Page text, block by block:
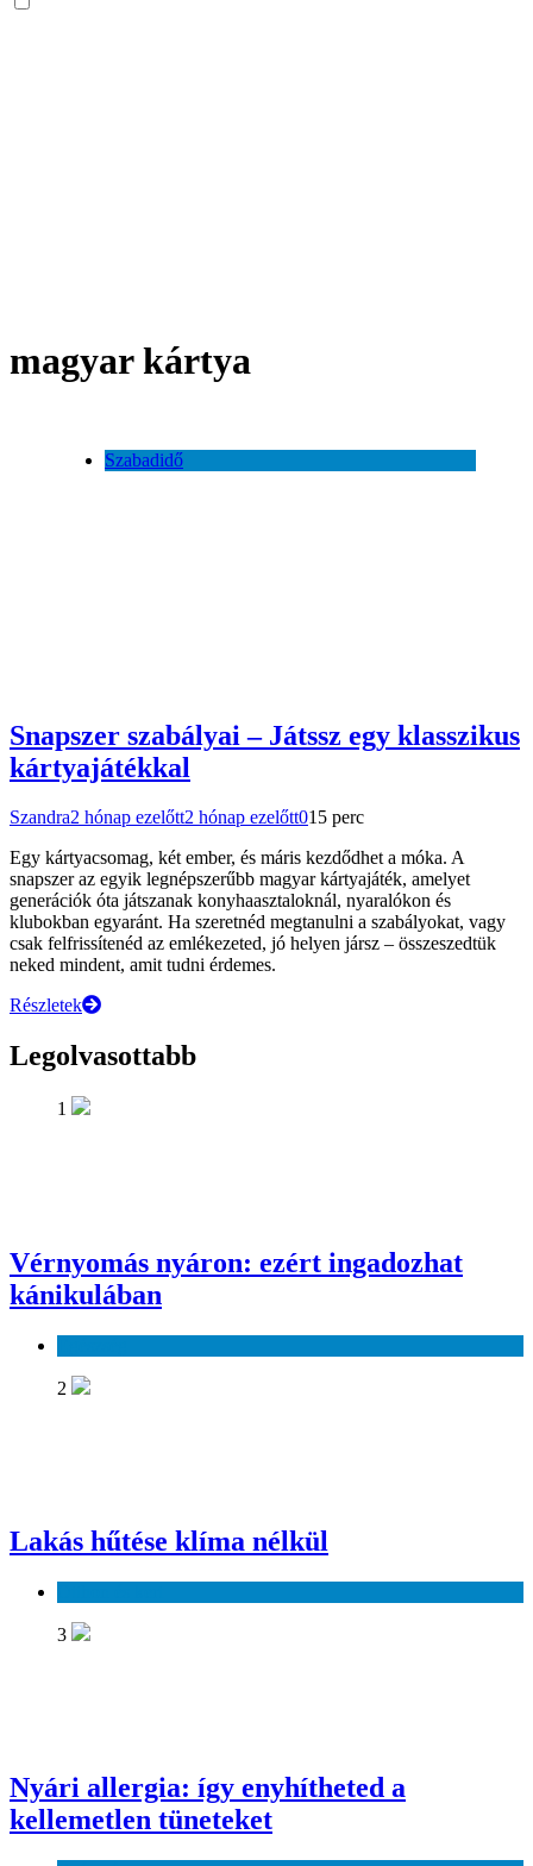
magyar kártya
Szabadidő
Snapszer szabályai – Játssz egy klasszikus
kártyajátékkal
Szandra2 hónap ezelőtt2 hónap ezelőtt015 perc
Egy kártyacsomag, két ember, és máris kezdődhet a móka. A
snapszer az egyik legnépszerűbb magyar kártyajáték, amelyet
generációk óta játszanak konyhaasztaloknál, nyaralókon és
klubokban egyaránt. Ha szeretnéd megtanulni a szabályokat, vagy
csak felfrissítenéd az emlékezeted, jó helyen jársz – összeszedtük
neked mindent, amit tudni érdemes.
Részletek
Legolvasottabb
1
Vérnyomás nyáron: ezért ingadozhat
kánikulában
2
Lakás hűtése klíma nélkül
3
Nyári allergia: így enyhítheted a
kellemetlen tüneteket